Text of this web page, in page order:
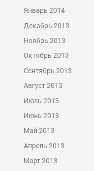
Январь 2014
Декабрь 2013
Ноябрь 2013
Октябрь 2013
Сентябрь 2013
Август 2013
Июль 2013
Июнь 2013
Май 2013
Апрель 2013
Март 2013